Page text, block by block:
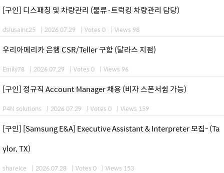
[구인] 디스패칭 및 차량관리 (물류·트럭킹 차량관리 담당)
dslusainc25 | 2026.07.29 | Votes 0 | Views 98
우리아메리카 은행 CSR/Teller 구함 (달라스 지점)
Emily78 | 2026.07.29 | Votes 0 | Views 96
[구인] 정규직 Account Manager 채용 (비자 스폰서쉽 가능)
P4N solutions | 2026.07.29 | Votes 0 | Views 159
[구인] [Samsung E&A] Executive Assistant & Interpreter 모집- (Ta
ylor, TX)
shareice | 2026.07.28 | Votes 0 | Views 153